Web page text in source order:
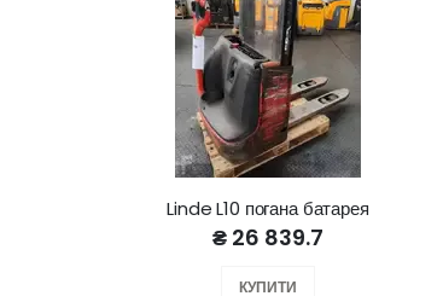
Linde L10 погана батарея
₴ 26 839.7
КУПИТИ